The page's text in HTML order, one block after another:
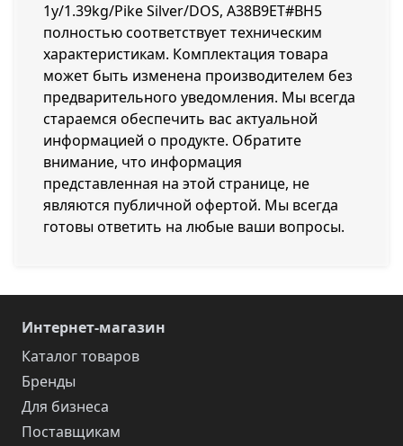
1y/1.39kg/Pike Silver/DOS, A38B9ET#BH5
полностью соответствует техническим
характеристикам. Комплектация товара
может быть изменена производителем без
предварительного уведомления. Мы всегда
стараемся обеспечить вас актуальной
информацией о продукте. Обратите
внимание, что информация
представленная на этой странице, не
являются публичной офертой. Мы всегда
готовы ответить на любые ваши вопросы.
Интернет-магазин
Каталог товаров
Бренды
Для бизнеса
Поставщикам